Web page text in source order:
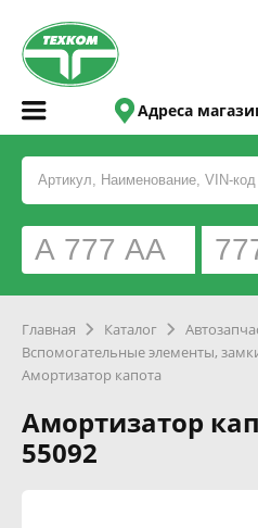
Адреса
Главная Каталог
Вспомогательные элементы,
Амортизатор капота
Амортизатор
55092